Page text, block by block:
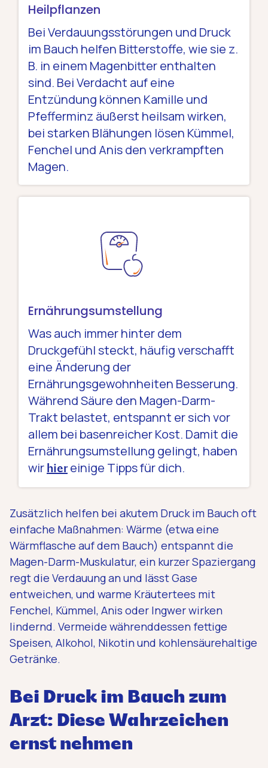
Heilpflanzen
Bei Verdauungsstörungen und Druck
im Bauch helfen Bitterstoffe, wie sie z.
B. in einem Magenbitter enthalten
sind. Bei Verdacht auf eine
Entzündung können Kamille und
Pfefferminz äußerst heilsam wirken,
bei starken Blähungen lösen Kümmel,
Fenchel und Anis den verkrampften
Magen.
Ernährungsumstellung
Was auch immer hinter dem
Druckgefühl steckt, häufig verschafft
eine Änderung der
Ernährungsgewohnheiten Besserung.
Während Säure den Magen-Darm-
Trakt belastet, entspannt er sich vor
allem bei basenreicher Kost. Damit die
Ernährungsumstellung gelingt, haben
wir hier einige Tipps für dich.
Zusätzlich helfen bei akutem Druck im Bauch oft
einfache Maßnahmen: Wärme (etwa eine
Wärmflasche auf dem Bauch) entspannt die
Magen-Darm-Muskulatur, ein kurzer Spaziergang
regt die Verdauung an und lässt Gase
entweichen, und warme Kräutertees mit
Fenchel, Kümmel, Anis oder Ingwer wirken
lindernd. Vermeide währenddessen fettige
Speisen, Alkohol, Nikotin und kohlensäurehaltige
Getränke.
Bei Druck im Bauch zum
Arzt: Diese Wahrzeichen
ernst nehmen